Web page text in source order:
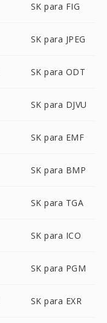
SK para FIG
SK para JPEG
SK para ODT
SK para DJVU
SK para EMF
SK para BMP
SK para TGA
SK para ICO
SK para PGM
SK para EXR